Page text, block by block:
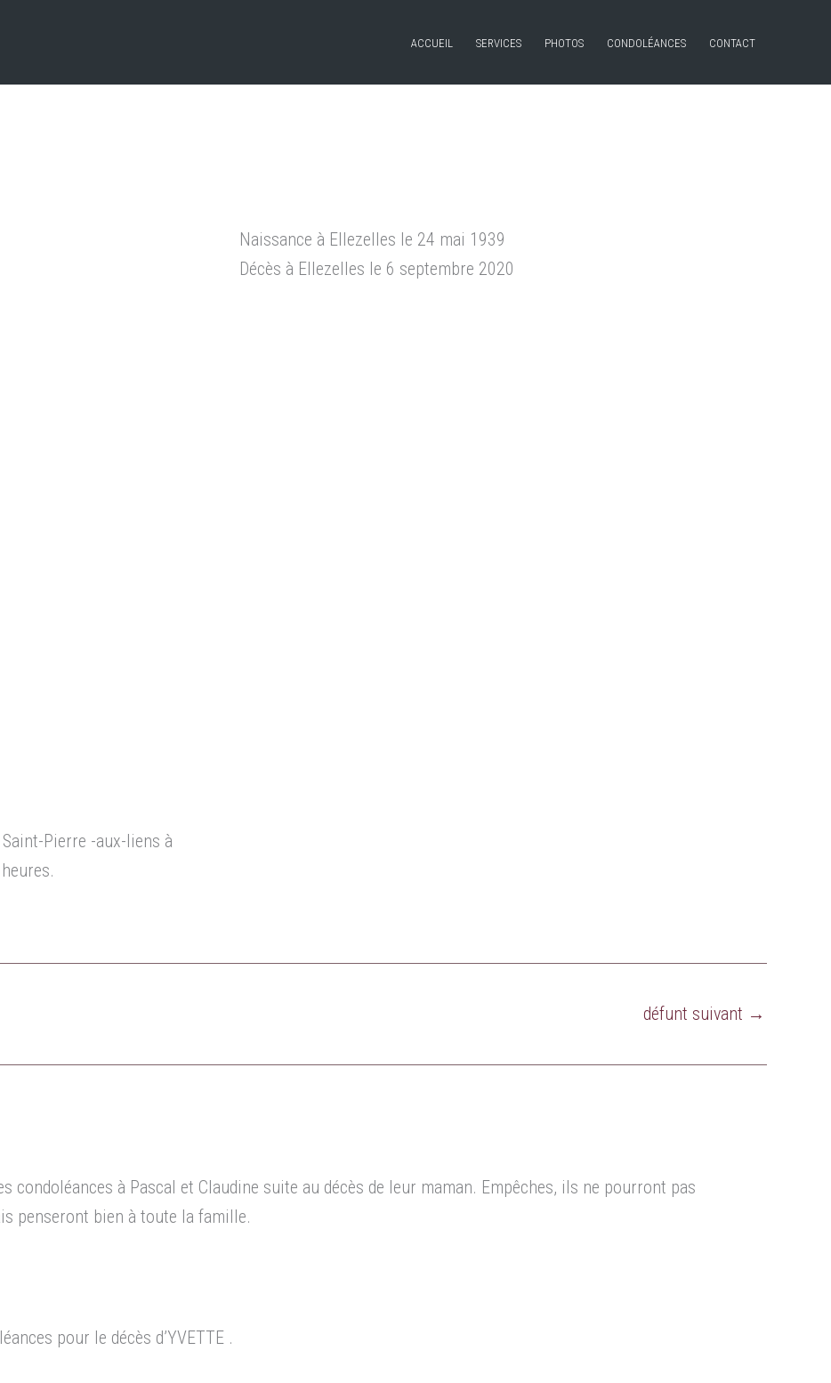
ACCUEIL SERVICES PHOTOS CONDOLÉANCES CONTACT
Pierre -aux-liens à
Naissance à Ellezelles le 24 mai 1939
Décès à Ellezelles le 6 septembre 2020
défunt suivant →
condoléances à Pascal et Claudine suite au décès de leur maman. Empêches, ils ne pourront pas
penseront bien à toute la famille.
pour le décès d’YVETTE .